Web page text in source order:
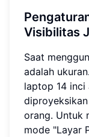
Visibilitas
Saat
adalah
laptop 14 inci
orang. Untuk
mode "Layar